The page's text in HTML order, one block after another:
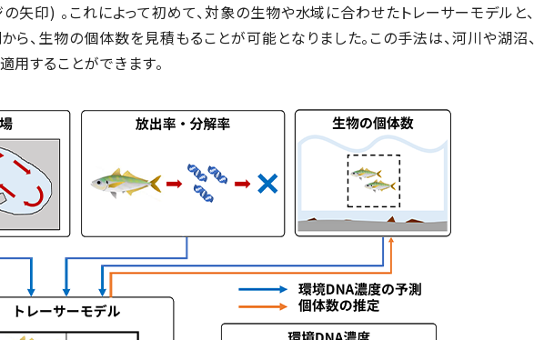
矢印) 。これによって初めて、対象の生物や水域に合わせたトレーサーモデルと、
、生物の個体数を見積もることが可能となりました。この手法は、河川や湖沼、
することができます。